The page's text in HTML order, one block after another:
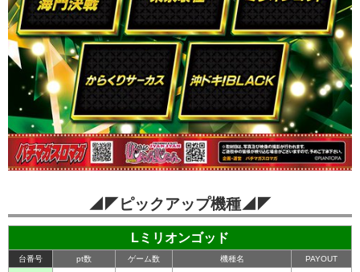
◢◤ピックアップ機種◢◤
Lミリオンゴッド
台番号 pt数 ゲーム数 機種名 PAYOUT